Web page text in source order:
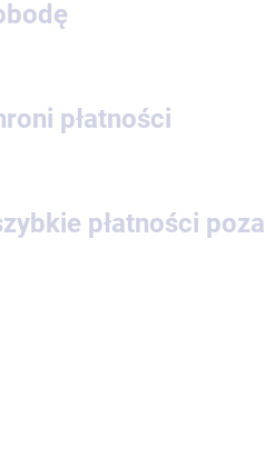
płatności
płatności poza